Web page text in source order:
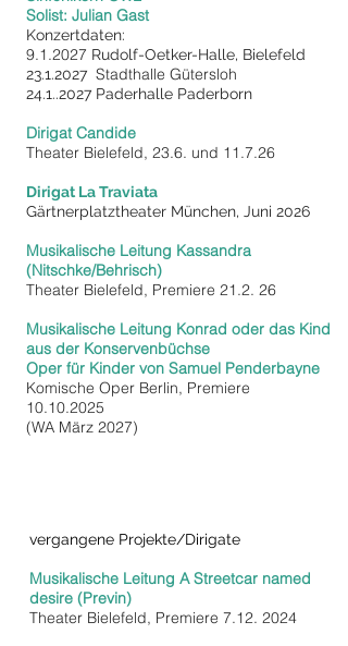
vergangene Projekte/Dirigate
Musikalische Leitung A Streetcar named
desire (Previn)
Theater Bielefeld, Premiere 7.12. 2024
Solist: Julian Gast
Konzertdaten:
9.1.2027 Rudolf-Oetker-Halle, Bielefeld
23.1.2027 Stadthalle Gütersloh
24.1..2027 Paderhalle Paderborn
Dirigat Candide
Theater Bielefeld, 23.6. und 11.7.26
Dirigat La Traviata
Gärtnerplatztheater München, Juni 2026
Musikalische Leitung Kassandra
(Nitschke/Behrisch)
Theater Bielefeld, Premiere 21.2. 26
Musikalische Leitung Konrad oder das Kind
aus der Konservenbüchse
Oper für Kinder von Samuel Penderbayne
Komische Oper Berlin, Premiere
10.10.2025
(WA März 2027)